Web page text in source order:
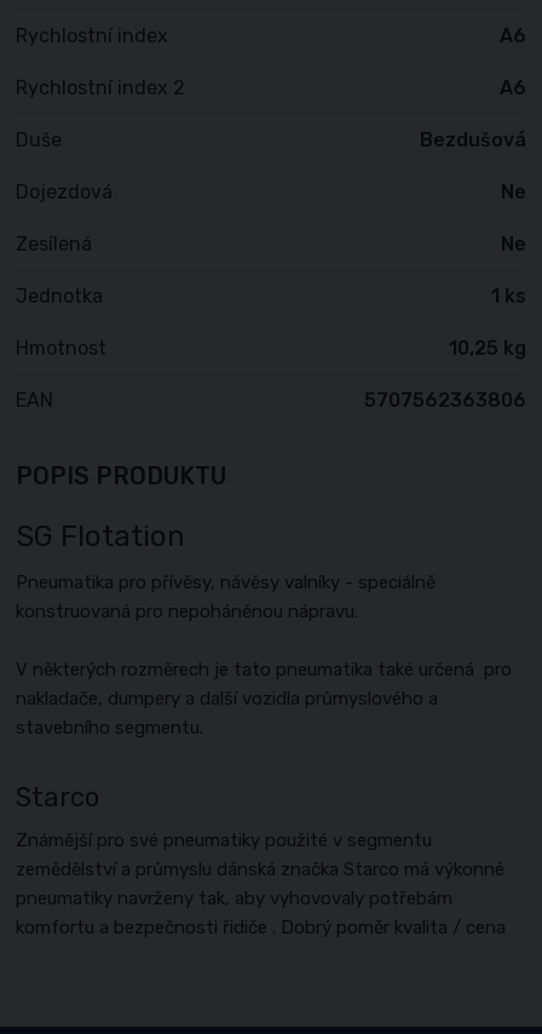
Rychlostní index A6
Rychlostní index 2 A6
Duše Bezdušová
Dojezdová Ne
Zesílená Ne
Jednotka 1 ks
Hmotnost 10,25 kg
EAN 5707562363806
POPIS PRODUKTU
SG Flotation
Pneumatika pro přívěsy, návěsy valníky - speciálně
konstruovaná pro nepoháněnou nápravu.
V některých rozměrech je tato pneumatika také určená pro
nakladače, dumpery a další vozidla průmyslového a
stavebního segmentu.
Starco
Známější pro své pneumatiky použité v segmentu
zemědělství a průmyslu dánská značka Starco má výkonné
pneumatiky navrženy tak, aby vyhovovaly potřebám
komfortu a bezpečnosti řidiče . Dobrý poměr kvalita / cena